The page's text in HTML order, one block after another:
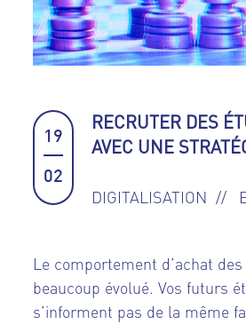
19
02
RECRUTER DES
AVEC UNE
DIGITALISATION
Le comportement d’achat
beaucoup évolué. Vos futurs
s’informent pas de la même